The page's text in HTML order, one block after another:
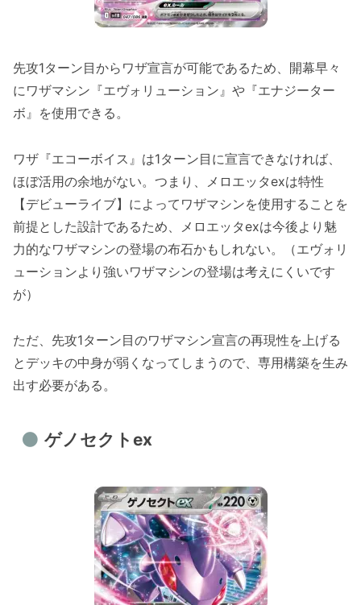
先攻1ターン目からワザ宣言が可能であるため、開幕早々
にワザマシン『エヴォリューション』や『エナジーター
ボ』を使用できる。
ワザ『エコーボイス』は1ターン目に宣言できなければ、
ほぼ活用の余地がない。つまり、メロエッタexは特性
【デビューライブ】によってワザマシンを使用することを
前提とした設計であるため、メロエッタexは今後より魅
力的なワザマシンの登場の布石かもしれない。（エヴォリ
ューションより強いワザマシンの登場は考えにくいです
が）
ただ、先攻1ターン目のワザマシン宣言の再現性を上げる
とデッキの中身が弱くなってしまうので、専用構築を生み
出す必要がある。
ゲノセクトex